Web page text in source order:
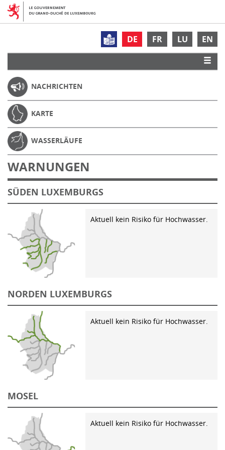
DE FR LU EN
NACHRICHTEN
KARTE
WASSERLÄUFE
WARNUNGEN
SÜDEN LUXEMBURGS
Aktuell kein Risiko für Hochwasser.
NORDEN LUXEMBURGS
Aktuell kein Risiko für Hochwasser.
MOSEL
Aktuell kein Risiko für Hochwasser.